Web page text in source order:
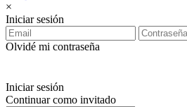
×
Iniciar sesión
Olvidé mi contraseña
Iniciar sesión
Continuar como invitado